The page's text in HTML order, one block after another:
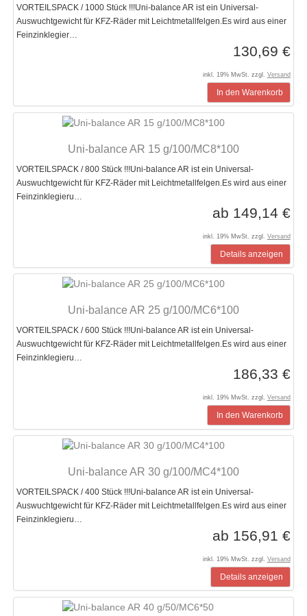
VORTEILSPACK / 1000 Stück !!!Uni-balance AR ist ein Universal-
Auswuchtgewicht für KFZ-Räder mit Leichtmetallfelgen.Es wird aus einer
Feinzinklegier…
130,69 €
inkl. 19% MwSt. zzgl. Versand
In den Warenkorb
Uni-balance AR 15 g/100/MC8*100
VORTEILSPACK / 800 Stück !!!Uni-balance AR ist ein Universal-
Auswuchtgewicht für KFZ-Räder mit Leichtmetallfelgen.Es wird aus einer
Feinzinklegieru…
ab 149,14 €
inkl. 19% MwSt. zzgl. Versand
Details anzeigen
Uni-balance AR 25 g/100/MC6*100
VORTEILSPACK / 600 Stück !!!Uni-balance AR ist ein Universal-
Auswuchtgewicht für KFZ-Räder mit Leichtmetallfelgen.Es wird aus einer
Feinzinklegieru…
186,33 €
inkl. 19% MwSt. zzgl. Versand
In den Warenkorb
Uni-balance AR 30 g/100/MC4*100
VORTEILSPACK / 400 Stück !!!Uni-balance AR ist ein Universal-
Auswuchtgewicht für KFZ-Räder mit Leichtmetallfelgen.Es wird aus einer
Feinzinklegieru…
ab 156,91 €
inkl. 19% MwSt. zzgl. Versand
Details anzeigen